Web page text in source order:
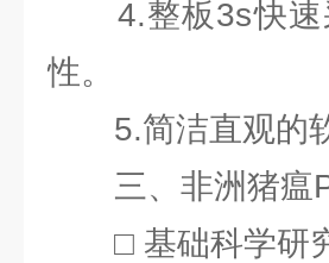
4.整板3s快速
性。
5.简洁直观的软
三、非洲猪瘟
□ 基础科学研